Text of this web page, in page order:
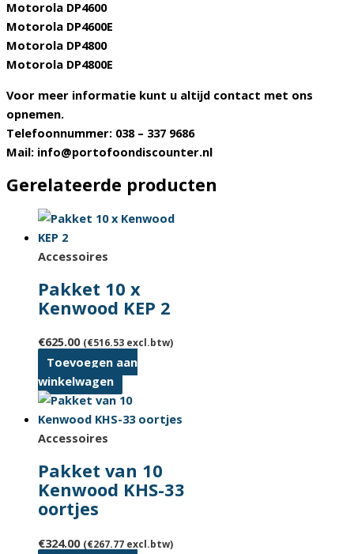
Motorola DP4600
Motorola DP4600E
Motorola DP4800
Motorola DP4800E
Voor meer informatie kunt u altijd contact met ons
opnemen.
Telefoonnummer: 038 – 337 9686
Mail: info@portofoondiscounter.nl
Gerelateerde producten
Accessoires
Pakket 10 x
Kenwood KEP 2
€625.00 (€516.53 excl.btw)
Toevoegen aan
winkelwagen
Accessoires
Pakket van 10
Kenwood KHS-33
oortjes
€324.00 (€267.77 excl.btw)